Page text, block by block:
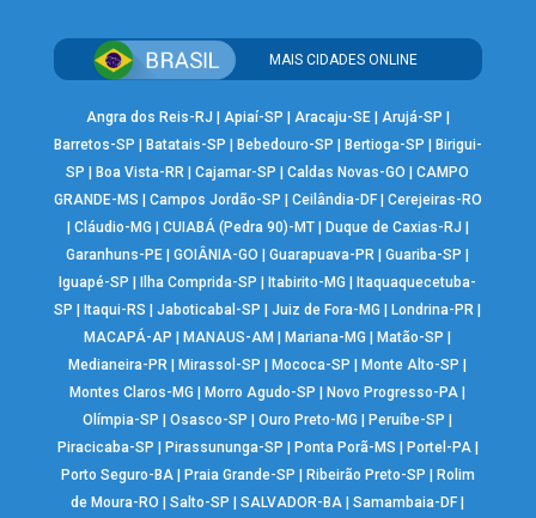
MAIS CIDADES ONLINE
Angra dos Reis-RJ | Apiaí-SP | Aracaju-SE| Arujá-SP |
Barretos-SP | Batatais-SP | Bebedouro-SP | Bertioga-SP | Birigui-
SP |Boa Vista-RR |Cajamar-SP |Caldas Novas-GO |CAMPO
GRANDE-MS | Campos Jordão-SP | Ceilândia-DF| Cerejeiras-RO
| Cláudio-MG | CUIABÁ (Pedra 90)-MT| Duque de Caxias-RJ |
Garanhuns-PE |GOIÂNIA-GO |Guarapuava-PR |Guariba-SP |
Iguapé-SP |Ilha Comprida-SP |Itabirito-MG |Itaquaquecetuba-
SP |Itaqui-RS |Jaboticabal-SP |Juiz de Fora-MG |Londrina-PR |
MACAPÁ-AP |MANAUS-AM |Mariana-MG |Matão-SP |
Medianeira-PR |Mirassol-SP |Mococa-SP |Monte Alto-SP |
Montes Claros-MG |Morro Agudo-SP |Novo Progresso-PA |
Olímpia-SP |Osasco-SP |Ouro Preto-MG |Peruíbe-SP |
Piracicaba-SP | Pirassununga-SP | Ponta Porã-MS | Portel-PA|
Porto Seguro-BA| Praia Grande-SP | Ribeirão Preto-SP | Rolim
de Moura-RO |Salto-SP |SALVADOR-BA |Samambaia-DF |